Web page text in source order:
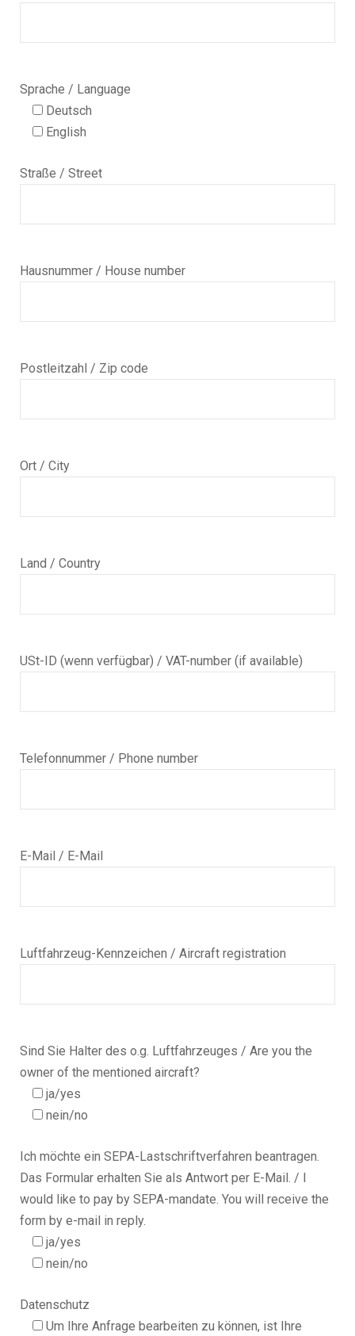
Sprache / Language
Deutsch
English
Straße / Street
Hausnummer / House number
Postleitzahl / Zip code
Ort / City
Land / Country
USt-ID (wenn verfügbar) / VAT-number (if available)
Telefonnummer / Phone number
E-Mail / E-Mail
Luftfahrzeug-Kennzeichen / Aircraft registration
Sind Sie Halter des o.g. Luftfahrzeuges / Are you the
owner of the mentioned aircraft?
ja/yes
nein/no
Ich möchte ein SEPA-Lastschriftverfahren beantragen.
Das Formular erhalten Sie als Antwort per E-Mail. / I
would like to pay by SEPA-mandate. You will receive the
form by e-mail in reply.
ja/yes
nein/no
Datenschutz
Um Ihre Anfrage bearbeiten zu können, ist Ihre